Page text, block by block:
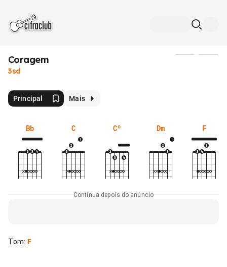
Coragem
3sd
Principal Mais
Bb C Cº Dm F
Continua depois do anúncio
Tom: F